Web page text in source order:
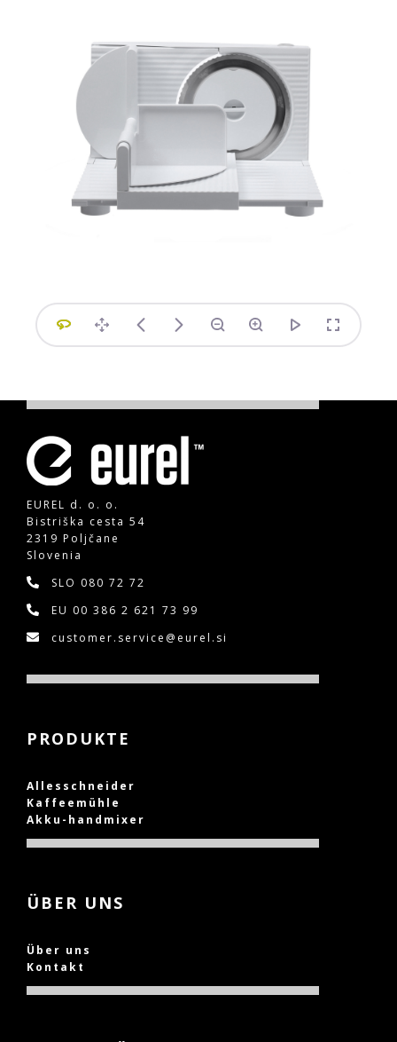
EUREL d. o. o.
Bistriška cesta 54
2319 Poljčane
Slovenia
SLO 080 72 72
EU 00 386 2 621 73 99
customer.service@eurel.si
PRODUKTE
Allesschneider
Kaffeemühle
Akku-handmixer
ÜBER UNS
Über uns
Kontakt